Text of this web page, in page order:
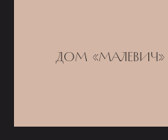
ДОМ «МАЛЕВИЧ»